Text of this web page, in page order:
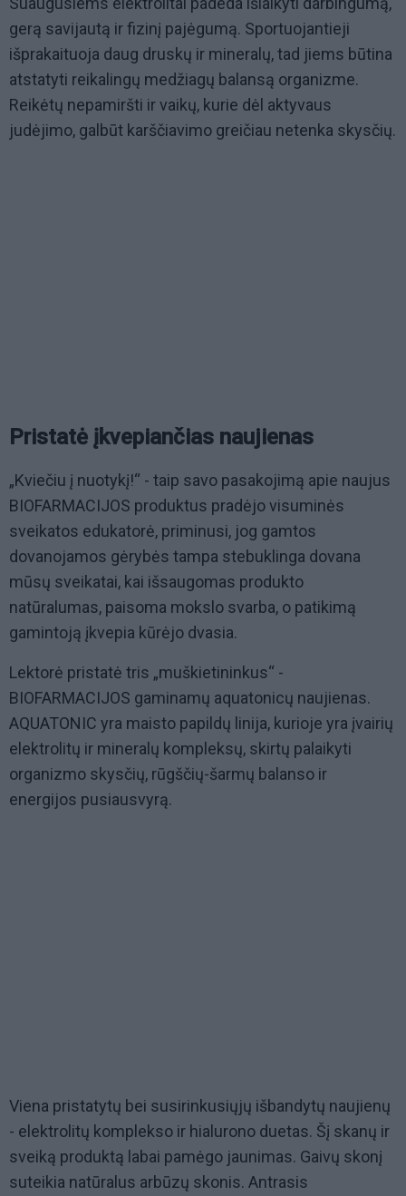
gerą savijautą ir fizinį pajėgumą. Sportuojantieji
išprakaituoja daug druskų ir mineralų, tad jiems būtina
atstatyti reikalingų medžiagų balansą organizme.
Reikėtų nepamiršti ir vaikų, kurie dėl aktyvaus
judėjimo, galbūt karščiavimo greičiau netenka skysčių.
Pristatė įkvepiančias naujienas
„Kviečiu į nuotykį!“ - taip savo pasakojimą apie naujus
BIOFARMACIJOS produktus pradėjo visuminės
sveikatos edukatorė, priminusi, jog gamtos
dovanojamos gėrybės tampa stebuklinga dovana
mūsų sveikatai, kai išsaugomas produkto
natūralumas, paisoma mokslo svarba, o patikimą
gamintoją įkvepia kūrėjo dvasia.
Lektorė pristatė tris „muškietininkus“ -
BIOFARMACIJOS gaminamų aquatonicų naujienas.
AQUATONIC yra maisto papildų linija, kurioje yra įvairių
elektrolitų ir mineralų kompleksų, skirtų palaikyti
organizmo skysčių, rūgščių-šarmų balanso ir
energijos pusiausvyrą.
Viena pristatytų bei susirinkusiųjų išbandytų naujienų
- elektrolitų komplekso ir hialurono duetas. Šį skanų ir
sveiką produktą labai pamėgo jaunimas. Gaivų skonį
suteikia natūralus arbūzų skonis. Antrasis